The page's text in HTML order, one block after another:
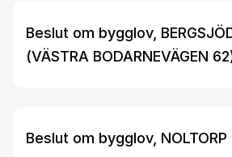
Beslut om bygglov,
(VÄSTRA BODARNEVÄGEN
Beslut om bygglov,